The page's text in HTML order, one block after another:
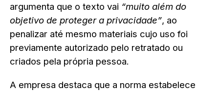
argumenta que o texto vai “muito além do
objetivo de proteger a privacidade”, ao
penalizar até mesmo materiais cujo uso foi
previamente autorizado pelo retratado ou
criados pela própria pessoa.
A empresa destaca que a norma estabelece